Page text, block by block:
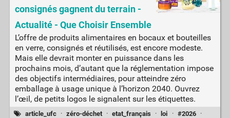
consignés gagnent du terrain -
Actualité - Que Choisir Ensemble
L’offre de produits alimentaires en bocaux et bouteilles
en verre, consignés et réutilisés, est encore modeste.
Mais elle devrait monter en puissance dans les
prochains mois, d’autant que la réglementation impose
des objectifs intermédiaires, pour atteindre zéro
emballage à usage unique à l’horizon 2040. Ouvrez
l’œil, de petits logos le signalent sur les étiquettes. ​​​​​​
article_ufc · zéro-déchet · etat_français · loi · #2026
·